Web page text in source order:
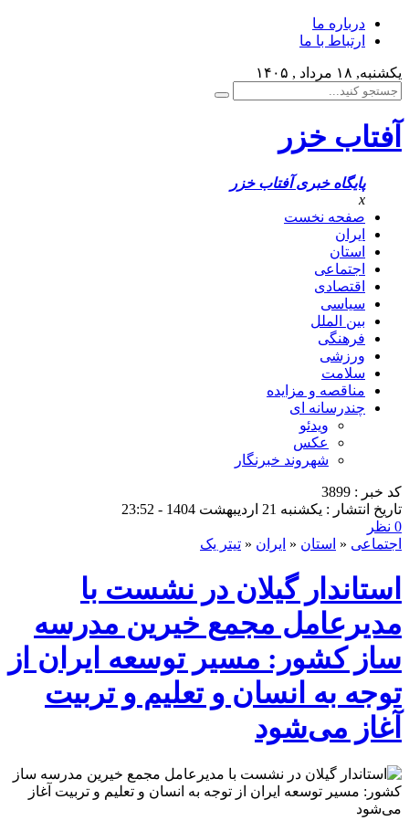
درباره ما
ارتباط با ما
یکشنبه, ۱۸ مرداد , ۱۴۰۵
آفتاب خزر
پایگاه خبری آفتاب خزر
x
صفحه نخست
ایران
استان
اجتماعی
اقتصادی
سیاسی
بین الملل
فرهنگی
ورزشی
سلامت
مناقصه و مزایده
چندرسانه ای
ویدئو
عکس
شهروند خبرنگار
کد خبر : 3899
تاریخ انتشار : یکشنبه 21 اردیبهشت 1404 - 23:52
0 نظر
اجتماعی « استان « ایران « تیتر یک
استاندار گیلان در نشست با
مدیرعامل مجمع خیرین مدرسه
ساز کشور: مسیر توسعه ایران از
توجه به انسان و تعلیم و تربیت
آغاز می‌شود